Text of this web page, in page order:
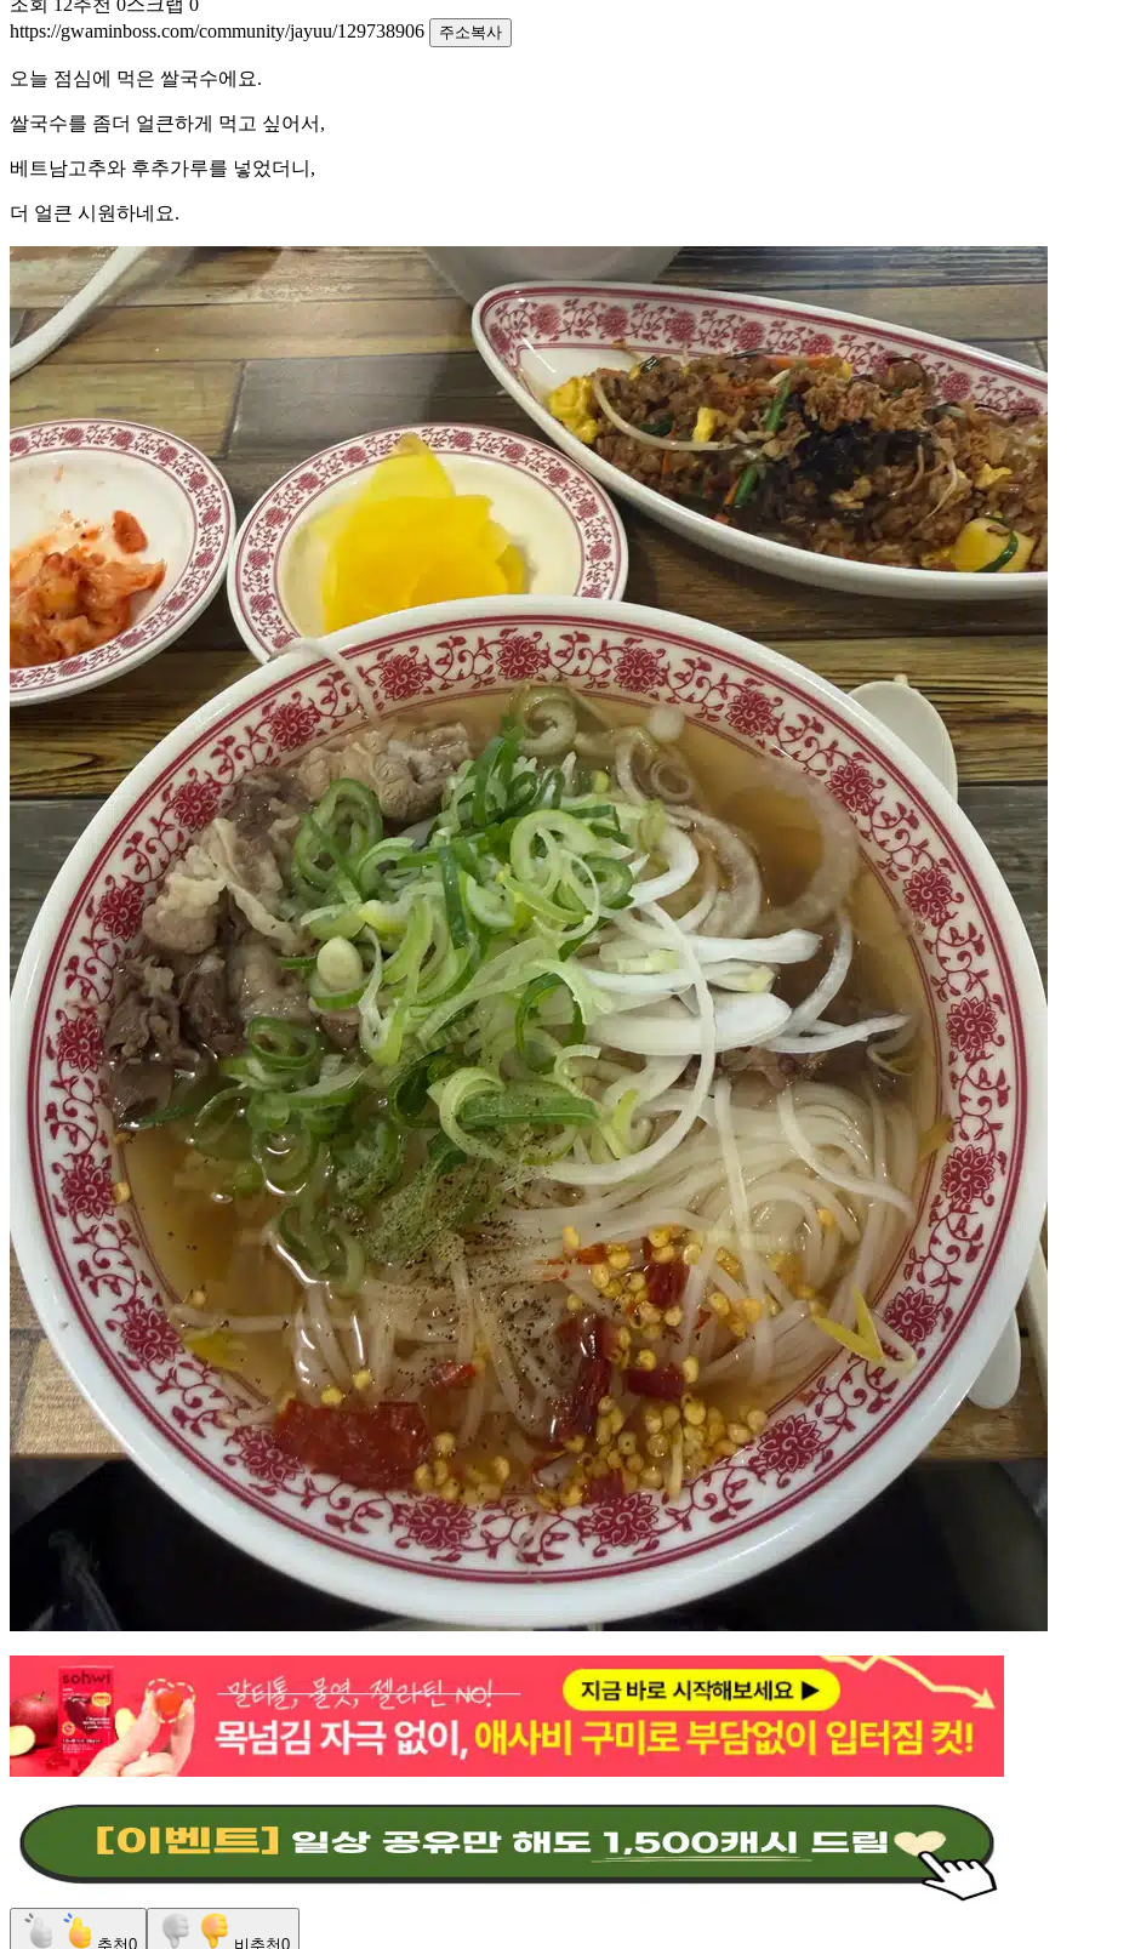
https://gwaminboss.com/community/jayuu/129738906
주소복사
오늘 점심에 먹은 쌀국수에요.
쌀국수를 좀더 얼큰하게 먹고 싶어서,
베트남고추와 후추가루를 넣었더니,
더 얼큰 시원하네요.
추천0 비추천0